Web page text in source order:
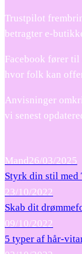
Trustpilot
betragter e-
Facebook fører
hvor folk kan
Anvisninger
vi senest
Mand 26/03/2025
Styrk din stil med
23/10/2022
Skab dit
09/10/2022
5 typer af hår-